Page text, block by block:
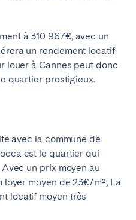
à 310 967€, avec un
un rendement locatif
louer à Cannes peut donc
quartier prestigieux.
avec la commune de
est le quartier qui
un prix moyen au
moyen de 23€/m², La
locatif moyen très